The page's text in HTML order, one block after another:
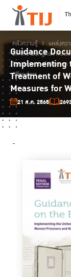
คลังความรู้ แหล่งคว
on the Bangkok
Treatment of
Offenders
Guidance
Implementing
Treatment of
Measures for
21 ส.ค. 2565
-